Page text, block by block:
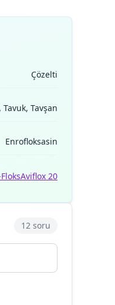
Çözelti
Tavşan
Enrofloksasin
Aviflox 20
12 soru